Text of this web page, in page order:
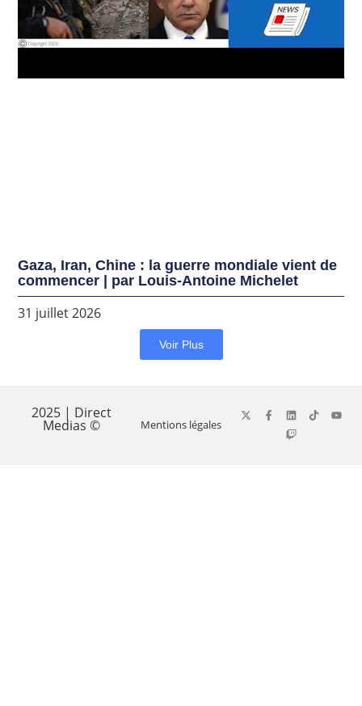
Gaza, Iran, Chine : la guerre mondiale vient de
commencer | par Louis-Antoine Michelet
31 juillet 2026
Voir Plus
2025 | Direct
Medias © Mentions légales